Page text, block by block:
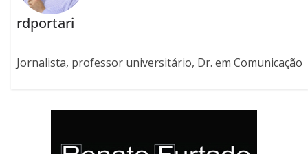
rdportari
Jornalista, professor universitário, Dr. em Comunicação